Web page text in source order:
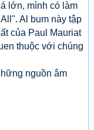
lớn, mình có làm
Al bum này tập
của Paul Mauriat
thuộc với chúng
nguồn âm